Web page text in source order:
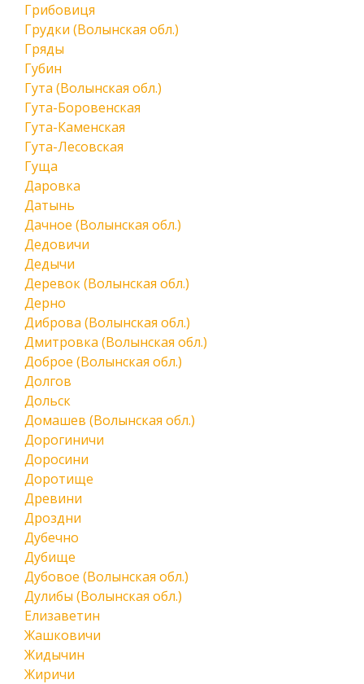
Грибовиця
Грудки (Волынская обл.)
Гряды
Губин
Гута (Волынская обл.)
Гута-Боровенская
Гута-Каменская
Гута-Лесовская
Гуща
Даровка
Датынь
Дачное (Волынская обл.)
Дедовичи
Дедычи
Деревок (Волынская обл.)
Дерно
Диброва (Волынская обл.)
Дмитровка (Волынская обл.)
Доброе (Волынская обл.)
Долгов
Дольск
Домашев (Волынская обл.)
Дорогиничи
Доросини
Доротище
Древини
Дроздни
Дубечно
Дубище
Дубовое (Волынская обл.)
Дулибы (Волынская обл.)
Елизаветин
Жашковичи
Жидычин
Жиричи